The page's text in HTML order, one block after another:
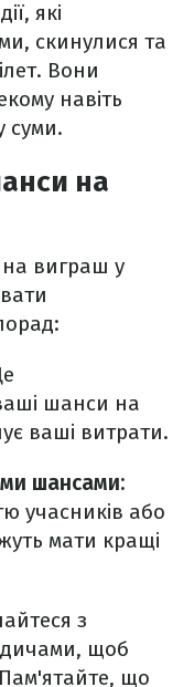
які
скинулися та
Вони
навіть
суми.
на
виграш у
шанси на
ваші витрати.
шансами:
учасників або
мати кращі
з
щоб
Пам'ятайте, що